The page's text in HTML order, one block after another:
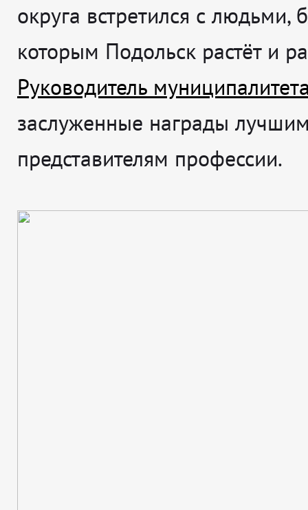
округа встретился с людьми,
которым Подольск растёт и
Руководитель
заслуженные награды
представителям профессии.